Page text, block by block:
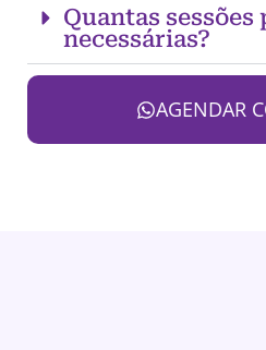
Quantas sessões
necessárias?
AGENDAR